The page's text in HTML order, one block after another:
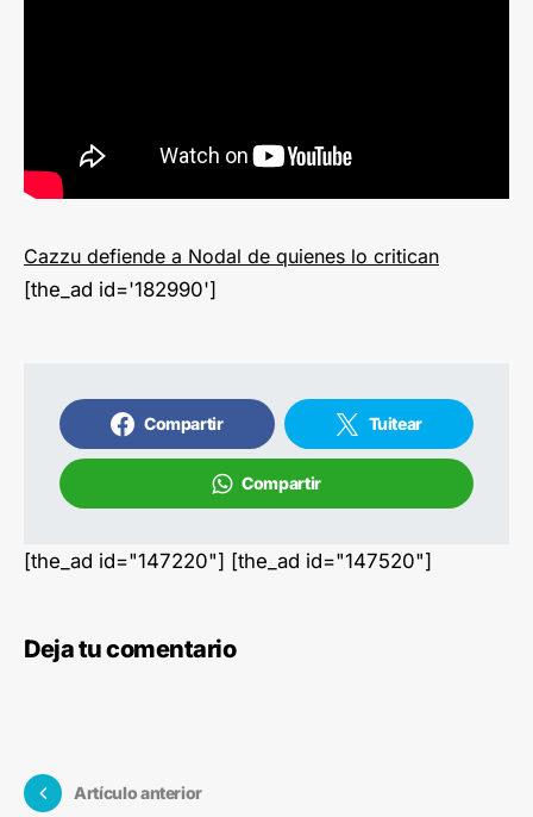
Cazzu defiende a Nodal de quienes lo critican
[the_ad id='182990']
Compartir Tuitear
Compartir
[the_ad id="147220"] [the_ad id="147520"]
Deja tu comentario
Artículo anterior